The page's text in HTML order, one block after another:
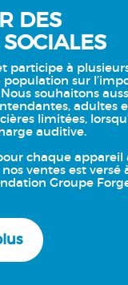
DES
participe à
sur
souhaitons
adultes
limitées,
auditive.
chaque
ventes est versé
Groupe